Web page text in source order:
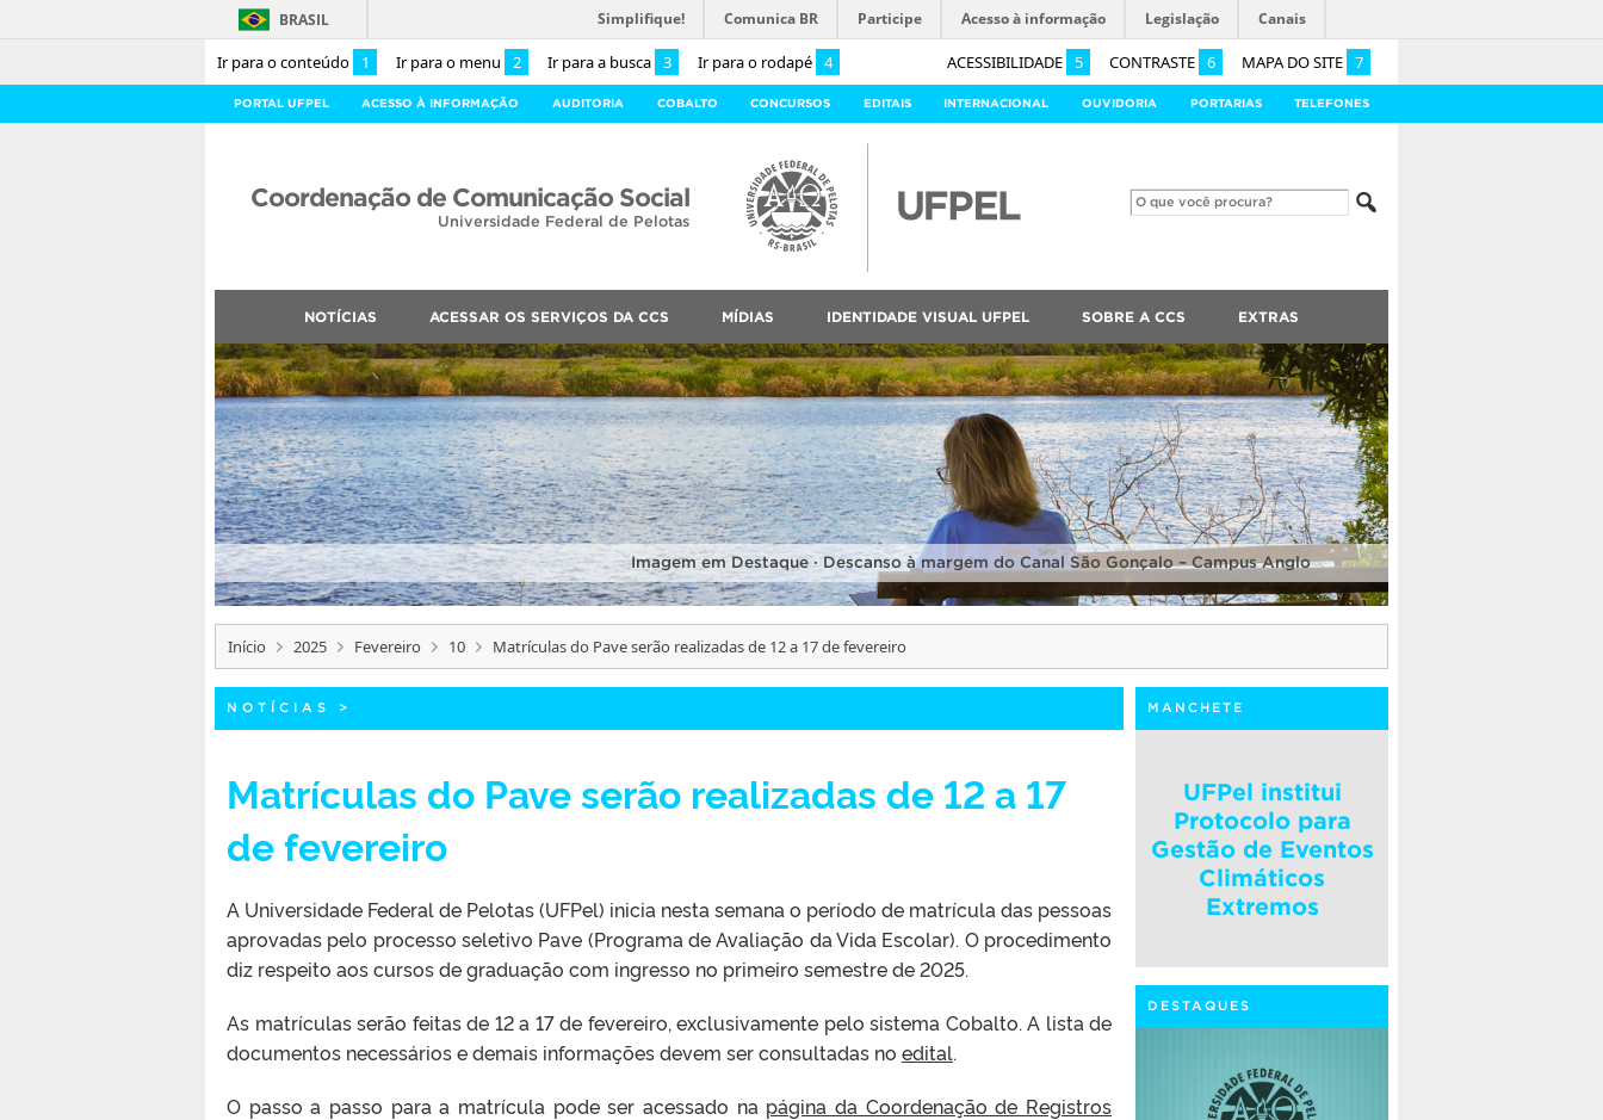
Ir para o conteúdo 1 Ir para o menu 2 Ir para a busca 3 Ir para o rodapé 4 ACESSIBILIDADE 5 CONTRASTE 6 MAPA DO SITE 7
BRASIL Simplifique! Comunica BR Participe Acesso à informação Legislação Canais
PORTAL UFPEL ACESSO À INFORMAÇÃO AUDITORIA COBALTO CONCURSOS EDITAIS INTERNACIONAL OUVIDORIA PORTARIAS TELEFONES
Coordenação de Comunicação Social
Universidade Federal de Pelotas
NOTÍCIAS ACESSAR OS SERVIÇOS DA CCS MÍDIAS IDENTIDADE VISUAL UFPEL SOBRE A CCS EXTRAS
Imagem em Destaque · Descanso à margem do Canal São Gonçalo – Campus Anglo
Início 2025 Fevereiro 10 Matrículas do Pave serão realizadas de 12 a 17 de fevereiro
NOTÍCIAS >
Matrículas do Pave serão realizadas de 12 a 17
de fevereiro
A Universidade Federal de Pelotas (UFPel) inicia nesta semana o período de matrícula das pessoas
aprovadas pelo processo seletivo Pave (Programa de Avaliação da Vida Escolar). O procedimento
diz respeito aos cursos de graduação com ingresso no primeiro semestre de 2025.
As matrículas serão feitas de 12 a 17 de fevereiro, exclusivamente pelo sistema Cobalto. A lista de
documentos necessários e demais informações devem ser consultadas no edital.
O passo a passo para a matrícula pode ser acessado na página da Coordenação de Registros
MANCHETE
UFPel institui
Protocolo para
Gestão de Eventos
Climáticos
Extremos
DESTAQUES